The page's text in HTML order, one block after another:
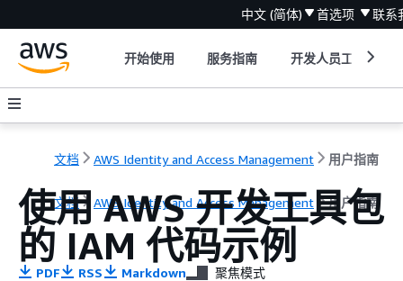
中文 (简体) 首选项 联系
开始使用 服务指南 开发人员工具
文档 AWS Identity and Access Management 用户指南
文档 AWS Identity and Access Management 用户指南
使用 AWS 开发工具包
的 IAM 代码示例
PDF RSS Markdown 聚焦模式